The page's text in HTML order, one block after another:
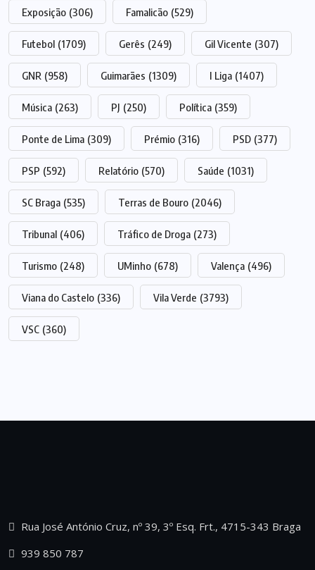
Exposição (306) Famalicão (529)
Futebol (1709) Gerês (249) Gil Vicente (307)
GNR (958) Guimarães (1309) I Liga (1407)
Música (263) PJ (250) Política (359)
Ponte de Lima (309) Prémio (316) PSD (377)
PSP (592) Relatório (570) Saúde (1031)
SC Braga (535) Terras de Bouro (2046)
Tribunal (406) Tráfico de Droga (273)
Turismo (248) UMinho (678) Valença (496)
Viana do Castelo (336) Vila Verde (3793)
VSC (360)
Rua José António Cruz, nº 39, 3º Esq. Frt., 4715-343 Braga
939 850 787